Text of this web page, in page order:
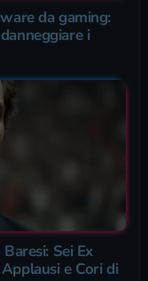
da gaming:
i
Sei Ex
e Cori di